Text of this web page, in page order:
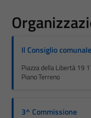
Il Consiglio comunale
Piazza della Libertà 19
Piano Terreno
3^ Commissione